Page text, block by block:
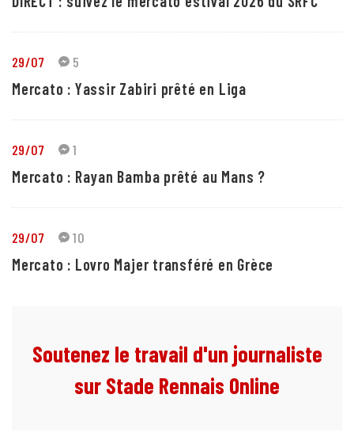
29/07 5
Mercato : Yassir Zabiri prêté en Liga
29/07 1
Mercato : Rayan Bamba prêté au Mans ?
29/07 10
Mercato : Lovro Majer transféré en Grèce
Soutenez le travail d'un journaliste
sur Stade Rennais Online